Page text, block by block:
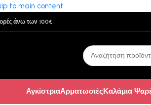
to main content
άνω των 100€
ΑγκίστριαΑρματωσιέςΚαλάμια